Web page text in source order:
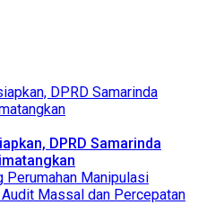
DPRD Samarinda